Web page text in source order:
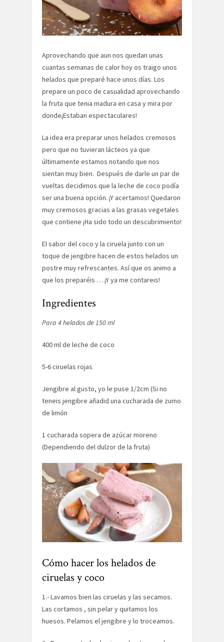
Aprovechando que aun nos quedan unas
cuantas semanas de calor hoy os traigo unos
helados que preparé hace unos días. Los
prepare un poco de casualidad aprovechando
la fruta que tenia madura en casa y mira por
donde¡Estaban espectaculares!
La idea era preparar unos helados cremosos
pero que no tuvieran lácteos ya que
últimamente estamos notando que nos
sientan muy bien. Después de darle un par de
vueltas decidimos que la leche de coco podía
ser una buena opción. ¡Y acertamos! Quedaron
muy cremosos gracias a las grasas vegetales
que contiene ¡Ha sido todo un descubrimiento!
El sabor del coco y la ciruela junto con un
toque de jengibre hacen de estos helados un
postre muy refrescantes. Así que os animo a
que los preparéis … ¡Y ya me contareis!
Ingredientes
Para 4 helados de 150 ml
400 ml de leche de coco
5-6 ciruelas rojas
Jengibre al gusto, yo le puse 1/2cm (Si no
teneis jengibre añadid una cucharada de zumo
de limón
1 cucharada sopera de azúcar moreno
(Dependiendo del dulzor de la fruta)
Cómo hacer los helados de
ciruelas y coco
1.- Lavamos bien las ciruelas y las secamos.
Las cortamos , sin pelar y quitamos los
huesos. Pelamos el jengibre y lo troceamos.